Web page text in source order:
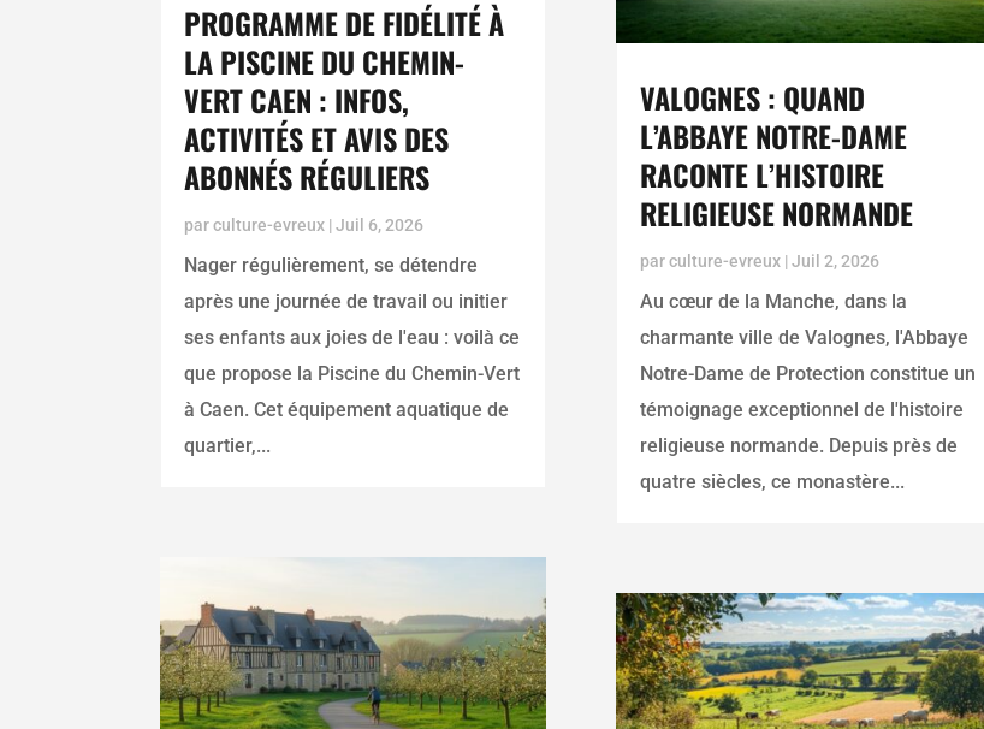
PROGRAMME DE FIDÉLITÉ À
LA PISCINE DU CHEMIN-
VERT CAEN : INFOS,
ACTIVITÉS ET AVIS DES
ABONNÉS RÉGULIERS
parculture-evreux |Juil 6, 2026
Nager régulièrement, se détendre
après une journée de travail ou initier
ses enfants aux joies de l'eau : voilà ce
que propose la Piscine du Chemin-Vert
à Caen. Cet équipement aquatique de
quartier,...
VALOGNES : QUAND
L’ABBAYE NOTRE-DAME
RACONTE L’HISTOIRE
RELIGIEUSE NORMANDE
parculture-evreux| Juil 2, 2026
Au cœur de la Manche, dans la
charmante ville de Valognes, l'Abbaye
Notre-Dame de Protection constitue un
témoignage exceptionnel de l'histoire
religieuse normande. Depuis près de
quatre siècles, ce monastère...